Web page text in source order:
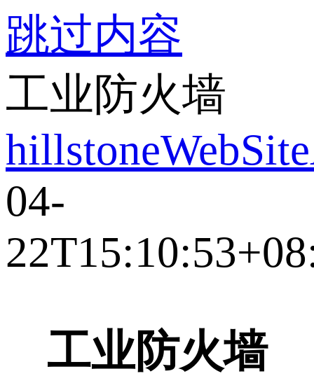
跳过内容
工业防火墙
04-
工业防火墙